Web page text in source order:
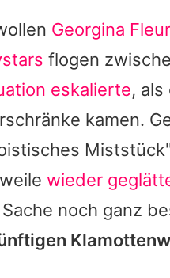
Georgina Fleur
flogen
eskalierte, als
kamen.
wieder
noch ganz